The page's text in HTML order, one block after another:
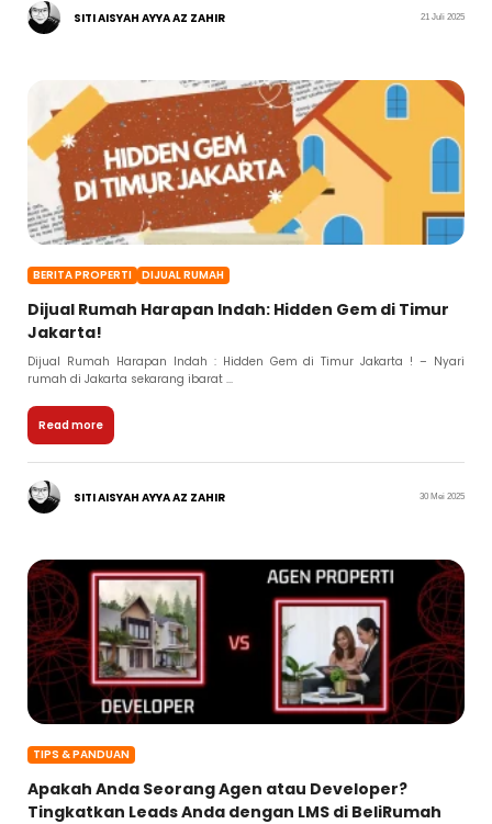
SITI AISYAH AYYA AZ ZAHIR 21 Juli 2025
BERITA PROPERTI DIJUAL RUMAH
Dijual Rumah Harapan Indah: Hidden Gem di Timur
Jakarta!
Dijual Rumah Harapan Indah : Hidden Gem di Timur Jakarta ! – Nyari
rumah di Jakarta sekarang ibarat ...
Read more
SITI AISYAH AYYA AZ ZAHIR 30 Mei 2025
TIPS & PANDUAN
Apakah Anda Seorang Agen atau Developer?
Tingkatkan Leads Anda dengan LMS di BeliRumah